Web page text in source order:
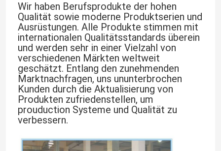
Wir haben Berufsprodukte der hohen
Qualität sowie moderne Produktserien und
Ausrüstungen. Alle Produkte stimmen mit
internationalen Qualitätsstandards überein
und werden sehr in einer Vielzahl von
verschiedenen Märkten weltweit
geschätzt. Entlang den zunehmenden
Marktnachfragen, uns ununterbrochen
Kunden durch die Aktualisierung von
Produkten zufriedenstellen, um
prouduction Systeme und Qualität zu
verbessern.